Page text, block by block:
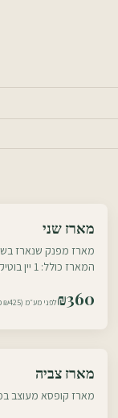
עוטף צפון
מארז שני
המארז
₪360 לפני מע״מ (₪425 כולל מע״מ)
עוטף צפון
מארז צביה
מארז קופסא מעוצב במידות 26/10/35